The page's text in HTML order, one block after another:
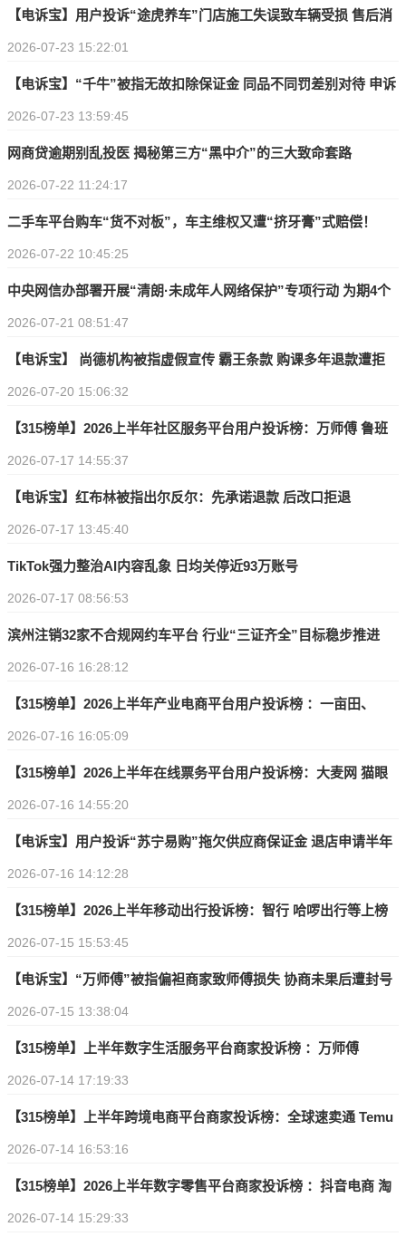
【电诉宝】用户投诉“途虎养车”门店施工失误致车辆受损 售后消
极推诿
2026-07-23 15:22:01
【电诉宝】“千牛”被指无故扣除保证金 同品不同罚差别对待 申诉
无门
2026-07-23 13:59:45
网商贷逾期别乱投医 揭秘第三方“黑中介”的三大致命套路
2026-07-22 11:24:17
二手车平台购车“货不对板”，车主维权又遭“挤牙膏”式赔偿！
2026-07-22 10:45:25
中央网信办部署开展“清朗·未成年人网络保护”专项行动 为期4个
月
2026-07-21 08:51:47
【电诉宝】 尚德机构被指虚假宣传 霸王条款 购课多年退款遭拒
2026-07-20 15:06:32
【315榜单】2026上半年社区服务平台用户投诉榜：万师傅 鲁班
到家 58同城 啄木鸟家庭维修上榜
2026-07-17 14:55:37
【电诉宝】红布林被指出尔反尔：先承诺退款 后改口拒退
2026-07-17 13:45:40
TikTok强力整治AI内容乱象 日均关停近93万账号
2026-07-17 08:56:53
滨州注销32家不合规网约车平台 行业“三证齐全”目标稳步推进
2026-07-16 16:28:12
【315榜单】2026上半年产业电商平台用户投诉榜 ：一亩田、
1688、义乌购、采货侠上榜
2026-07-16 16:05:09
【315榜单】2026上半年在线票务平台用户投诉榜：大麦网 猫眼
电影 票牛网 摩天轮票务 秀动等上榜
2026-07-16 14:55:20
【电诉宝】用户投诉“苏宁易购”拖欠供应商保证金 退店申请半年
无果 客服推诿
2026-07-16 14:12:28
【315榜单】2026上半年移动出行投诉榜：智行 哈啰出行等上榜
2026-07-15 15:53:45
【电诉宝】“万师傅”被指偏袒商家致师傅损失 协商未果后遭封号
2026-07-15 13:38:04
【315榜单】上半年数字生活服务平台商家投诉榜 ：万师傅
BOSS直聘 飞猪 去哪儿 大麦网 猫眼电影 智联招聘等上榜
2026-07-14 17:19:33
【315榜单】上半年跨境电商平台商家投诉榜：全球速卖通 Temu
敦煌网 Wish上榜
2026-07-14 16:53:16
【315榜单】2026上半年数字零售平台商家投诉榜 ：抖音电商 淘
宝 苏宁易购等25家电商平台上榜
2026-07-14 15:29:33